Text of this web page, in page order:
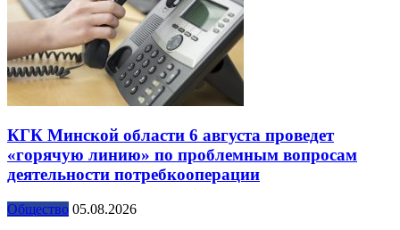
КГК Минской области 6 августа проведет
«горячую линию» по проблемным вопросам
деятельности потребкооперации
Общество 05.08.2026